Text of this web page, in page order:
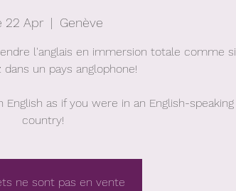
22 Apr
  |
Genève
l'anglais en immersion totale comme si
un pays anglophone!
as if you were in an English-speaking
country!
ne sont pas en vente